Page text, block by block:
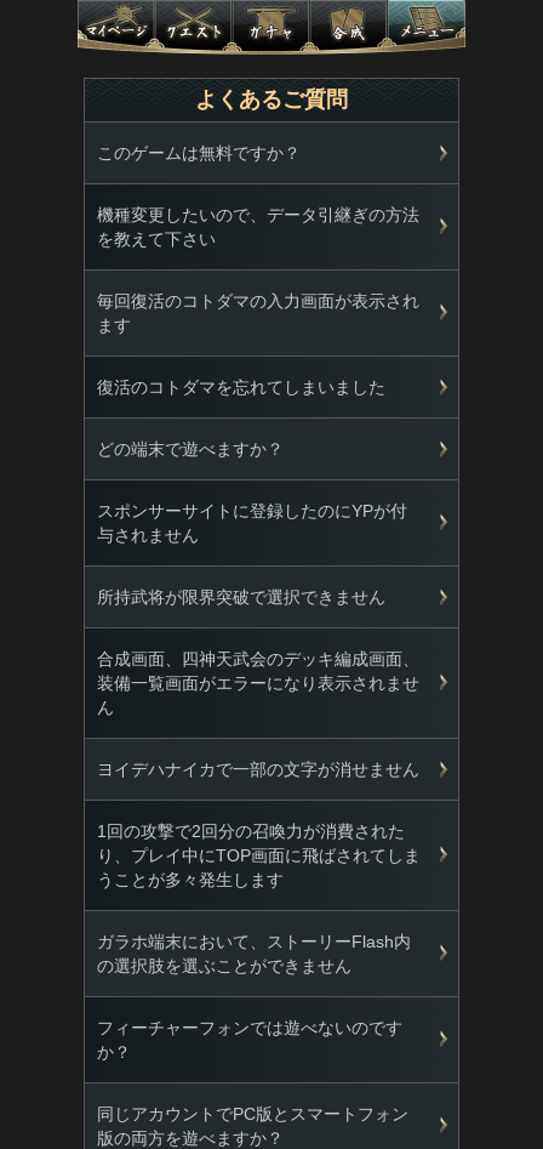
よくあるご質問
このゲームは無料ですか？
機種変更したいので、データ引継ぎの方法
を教えて下さい
毎回復活のコトダマの入力画面が表示され
ます
復活のコトダマを忘れてしまいました
どの端末で遊べますか？
スポンサーサイトに登録したのにYPが付
与されません
所持武将が限界突破で選択できません
合成画面、四神天武会のデッキ編成画面、
装備一覧画面がエラーになり表示されませ
ん
ヨイデハナイカで一部の文字が消せません
1回の攻撃で2回分の召喚力が消費された
り、プレイ中にTOP画面に飛ばされてしま
うことが多々発生します
ガラホ端末において、ストーリーFlash内
の選択肢を選ぶことができません
フィーチャーフォンでは遊べないのです
か？
同じアカウントでPC版とスマートフォン
版の両方を遊べますか？